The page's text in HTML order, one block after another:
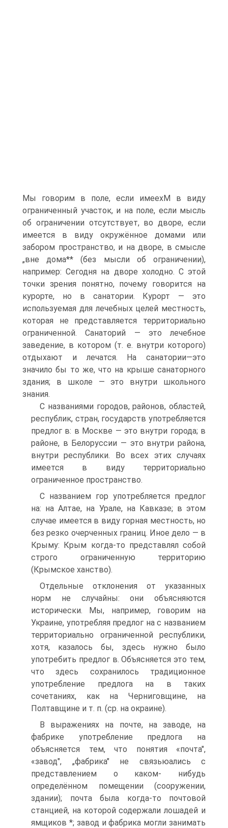
Мы говорим в поле, если имеехМ в виду
ограниченный участок, и на поле, если мысль
об ограничении отсутствует, во дворе, если
имеется в виду окружённое домами или
забором пространство, и на дворе, в смысле
„вне дома** (без мысли об ограничении),
например: Сегодня на дворе холодно. С этой
точки зрения понятно, почему говорится на
курорте, но в санатории. Курорт — это
используемая для лечебных целей местность,
которая не представляется территориально
ограниченной. Санаторий — это лечебное
заведение, в котором (т. е. внутри которого)
отдыхают и лечатся. На санатории—это
значило бы то же, что на крыше санаторного
здания; в школе — это внутри школьного
знания.
С названиями городов, районов, областей,
республик, стран, государств употребляется
предлог в: в Москве — это внутри города; в
районе, в Белоруссии — это внутри района,
внутри республики. Во всех этих случаях
имеется в виду территориально
ограниченное пространство.
С названием гор употребляется предлог
на: на Алтае, на Урале, на Кавказе; в этом
случае имеется в виду горная местность, но
без резко очерченных границ. Иное дело — в
Крыму: Крым когда-то представлял собой
строго ограниченную территорию
(Крымское ханство).
Отдельные отклонения от указанных
норм не случайны: они объясняются
исторически. Мы, например, говорим на
Украине, употребляя предлог на с названием
территориально ограниченной республики,
хотя, казалось бы, здесь нужно было
употребить предлог в. Объясняется это тем,
что здесь сохранилось традиционное
употребление предлога на в таких
сочетаниях, как на Черниговщине, на
Полтавщине и т. п. (ср. на окраине).
В выражениях на почте, на заводе, на
фабрике употребление предлога на
объясняется тем, что понятия «почта",
«завод", „фабрика" не связьюались с
представлением о каком- нибудь
определённом помещении (сооружении,
здании); почта была когда-то почтовой
станцией, на которой содержали лошадей и
ямщиков *; завод и фабрика могли занимать